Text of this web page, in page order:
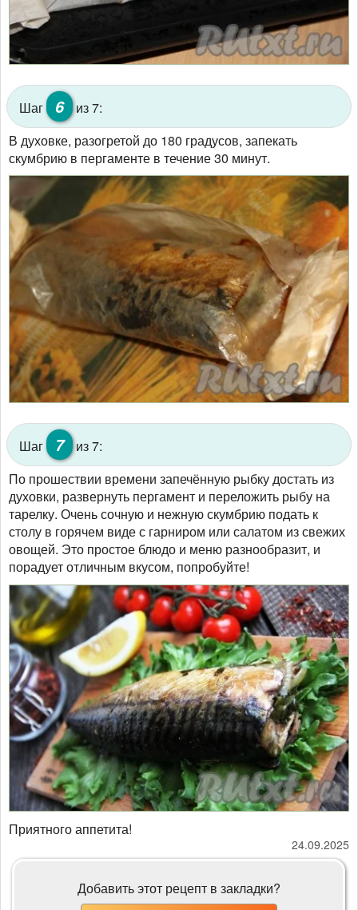
Шаг 6
из 7:
В духовке, разогретой до 180 градусов, запекать
скумбрию в пергаменте в течение 30 минут.
Шаг 7
из 7:
По прошествии времени запечённую рыбку достать из
духовки, развернуть пергамент и переложить рыбу на
тарелку. Очень сочную и нежную скумбрию подать к
столу в горячем виде с гарниром или салатом из свежих
овощей. Это простое блюдо и меню разнообразит, и
порадует отличным вкусом, попробуйте!
Приятного аппетита!
24.09.2025
Добавить этот рецепт в закладки?